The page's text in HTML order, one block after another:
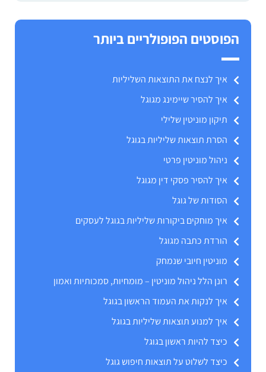
הפוסטים הפופולריים ביותר
איך לנצח את התוצאות השליליות
איך להסיר שיימינג מגוגל
תיקון מוניטין שלילי
הסרת תוצאות שליליות בגוגל
ניהול מוניטין פרטי
איך להסיר פסקי דין מגוגל
הסודות של גוגל
איך מוחקים ביקורות שליליות בגוגל לעסקים
הורדת כתבה מגוגל
מוניטין חיובי שנמחק
רונן הלל ניהול מוניטין – מומחיות, סמכותיות ואמון
איך לנקות את העמוד הראשון בגוגל
איך למנוע תוצאות שליליות בגוגל
כיצד להיות ראשון בגוגל
כיצד לשלוט על תוצאות חיפוש גוגל